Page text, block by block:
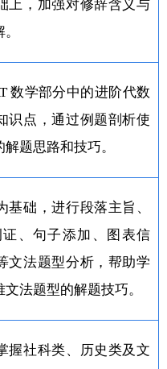
上，加强对修辞含义与
数学部分中的进阶代数
识点，通过例题剖析使
题思路和技巧。
基础，进行段落主旨、
、句子添加、图表信
文法题型分析，帮助学
法题型的解题技巧。
握社科类、历史类及文